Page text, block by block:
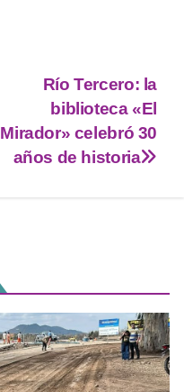
Río Tercero: la
biblioteca «El
Mirador» celebró 30
años de historia